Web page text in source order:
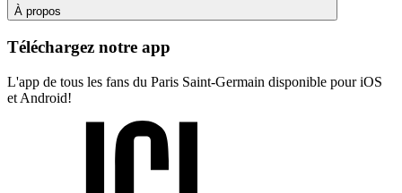
À propos
Téléchargez notre app
L'app de tous les fans du Paris Saint-Germain disponible pour iOS
et Android!